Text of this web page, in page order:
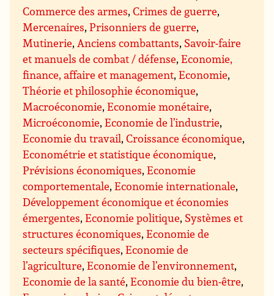
Commerce des armes,Crimes de guerre,
Mercenaires,Prisonniers de guerre,
Mutinerie,Anciens combattants, Savoir-faire
et manuels de combat / défense,Economie,
finance, affaire et management,Economie,
Théorie et philosophie économique,
Macroéconomie,Economie monétaire,
Microéconomie,Economie de l’industrie,
Economie du travail,Croissance économique,
Econométrie et statistique économique,
Prévisions économiques,Economie
comportementale,Economie internationale,
Développement économique et économies
émergentes,Economie politique, Systèmes et
structures économiques,Economie de
secteurs spécifiques,Economie de
l’agriculture,Economie de l’environnement,
Economie de la santé,Economie du bien-être,